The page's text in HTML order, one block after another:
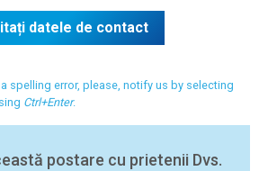
spelling error, please, notify us by selecting
Ctrl+Enter.
postare cu prietenii Dvs.